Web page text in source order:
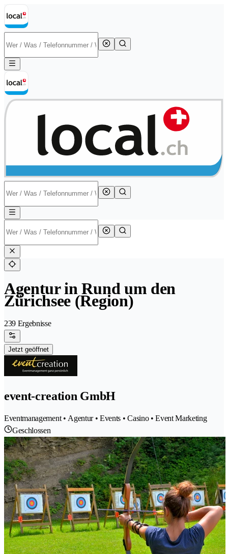
Agentur in Rund um den
Zürichsee (Region)
239 Ergebnisse
Jetzt geöffnet
event-creation GmbH
Eventmanagement • Agentur • Events • Casino • Event Marketing
Geschlossen